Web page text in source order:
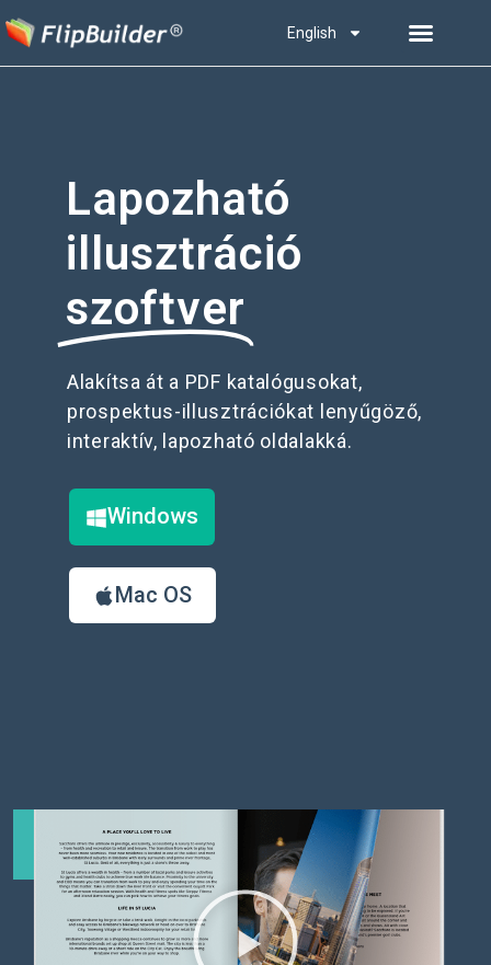
English
Lapozható
illusztráció
szoftver
Alakítsa át a PDF katalógusokat,
prospektus-illusztrációkat lenyűgöző,
interaktív, lapozható oldalakká.
Windows
Mac OS